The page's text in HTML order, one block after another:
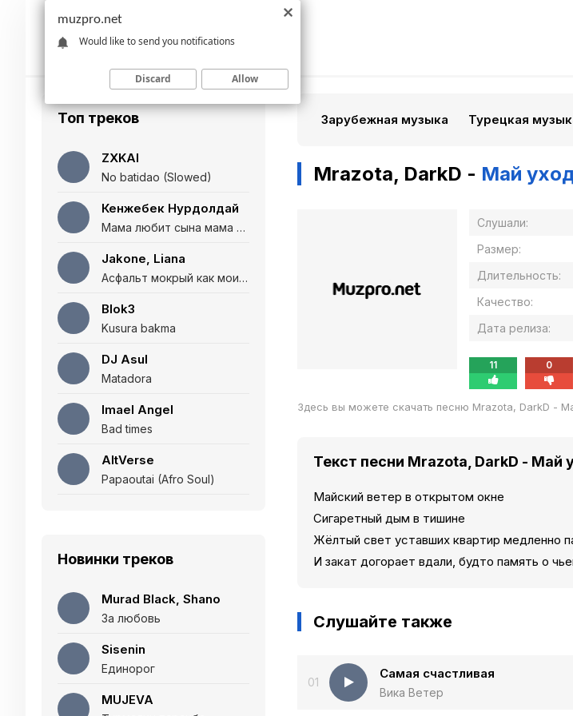
Топ треков
ZXKAI
No batidao (Slowed)
Кенжебек Нурдолдай
Мама любит сына мама любит дочь (Полная версия)
Jakone, Liana
Асфальт мокрый как мои глаза и я нарезаю
Blok3
Kusura bakma
DJ Asul
Matadora
Imael Angel
Bad times
AltVerse
Papaoutai (Afro Soul)
Новинки треков
Murad Black, Shano
За любовь
Sisenin
Единорог
MUJEVA
Зарубежная музыка Турецкая
Mrazota, DarkD - Май
Слушали:
Размер:
Длительность:
Качество:
Дата релиза:
11 0
Здесь вы можете скачать песню Mrazota, DarkD -
Текст песни Mrazota, DarkD - Май
Майский ветер в открытом окне
Сигаретный дым в тишине
Жёлтый свет уставших квартир медленно
И закат догорает вдали, будто память о
Слушайте также
01
Самая счастливая
Вика Ветер
muzpro.net
Would like to send you notifications
Discard Allow